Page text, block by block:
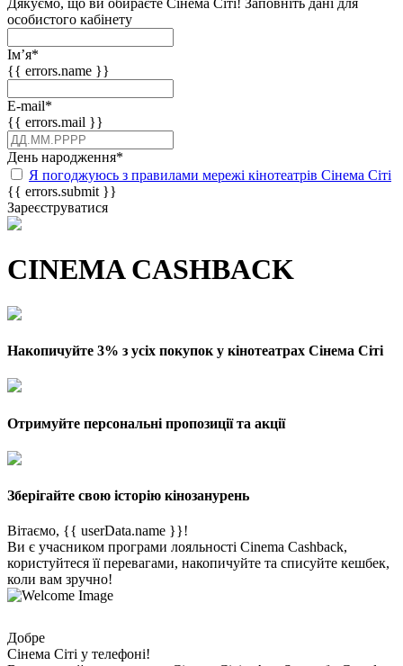
Дякуємо, що ви обираєте Сінема Сіті! Заповніть дані для
особистого кабінету
Імʼя*
{{ errors.name }}
E-mail*
{{ errors.mail }}
День народження*
Я погоджуюсь з правилами мережі кінотеатрів Сінема Сіті
{{ errors.submit }}
Зареєструватися
CINEMA CASHBACK
Накопичуйте 3% з усіх покупок у кінотеатрах Сінема Сіті
Отримуйте персональні пропозиції та акції
Зберігайте свою історію кінозанурень
Вітаємо, {{ userData.name }}!
Ви є учасником програми лояльності Cinema Cashback,
користуйтеся її перевагами, накопичуйте та списуйте кешбек,
коли вам зручно!
Добре
Сінема Сіті у телефоні!